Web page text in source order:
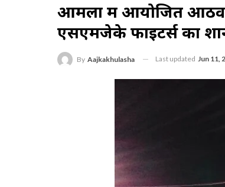
आमला में आयोजित आठवां
एसएमजेके फाइटर्स का
By Aajkakhulasha Last updated Jun 11,